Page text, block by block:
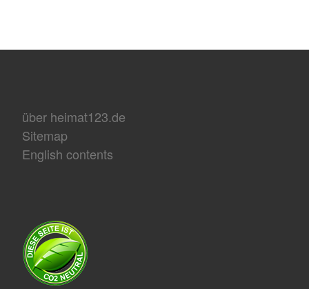
über heimat123.de
Sitemap
English contents